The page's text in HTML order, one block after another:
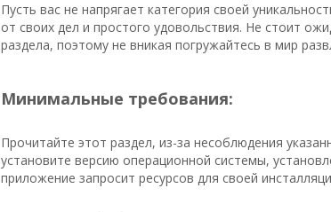
Пусть вас не напрягает категория своей
от своих дел и простого удовольствия. Не стоит
раздела, поэтому не вникая погружайтесь в мир
Минимальные требования:
Прочитайте этот раздел, из-за несоблюдения
установите версию операционной системы,
приложение запросит ресурсов для своей